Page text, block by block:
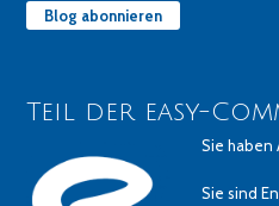
Blog abonnieren
Teil der easy-
Sie haben
Sie sind